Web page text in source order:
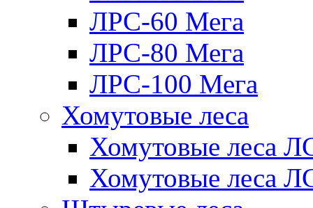
ЛРС-60 Мега
ЛРС-80 Мега
ЛРС-100 Мега
Хомутовые леса
Хомутовые леса
Хомутовые леса